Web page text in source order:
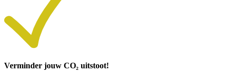
Verminder jouw CO₂ uitstoot!